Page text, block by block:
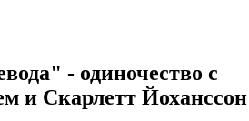
- одиночество с
и Скарлетт Йоханссон